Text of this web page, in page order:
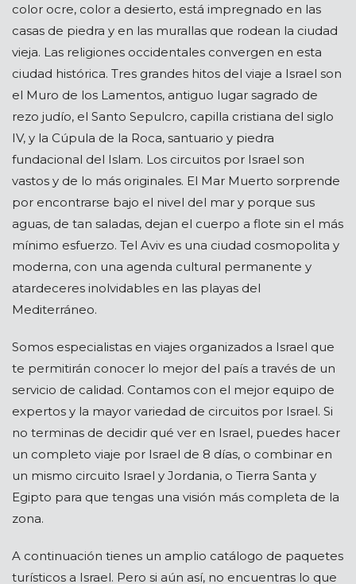
color ocre, color a desierto, está impregnado en las
casas de piedra y en las murallas que rodean la ciudad
vieja. Las religiones occidentales convergen en esta
ciudad histórica. Tres grandes hitos del viaje a Israel son
el Muro de los Lamentos, antiguo lugar sagrado de
rezo judío, el Santo Sepulcro, capilla cristiana del siglo
IV, y la Cúpula de la Roca, santuario y piedra
fundacional del Islam. Los circuitos por Israel son
vastos y de lo más originales. El Mar Muerto sorprende
por encontrarse bajo el nivel del mar y porque sus
aguas, de tan saladas, dejan el cuerpo a flote sin el más
mínimo esfuerzo. Tel Aviv es una ciudad cosmopolita y
moderna, con una agenda cultural permanente y
atardeceres inolvidables en las playas del
Mediterráneo.
Somos especialistas en viajes organizados a Israel que
te permitirán conocer lo mejor del país a través de un
servicio de calidad. Contamos con el mejor equipo de
expertos y la mayor variedad de circuitos por Israel. Si
no terminas de decidir qué ver en Israel, puedes hacer
un completo viaje por Israel de 8 días, o combinar en
un mismo circuito Israel y Jordania, o Tierra Santa y
Egipto para que tengas una visión más completa de la
zona.
A continuación tienes un amplio catálogo de paquetes
turísticos a Israel. Pero si aún así, no encuentras lo que